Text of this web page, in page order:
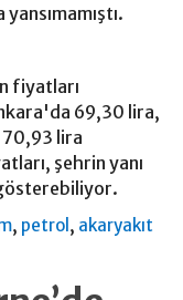
fiyatları
69,30 lira,
lira
şehrin yanı
gösterebiliyor.
, petrol , akaryakıt